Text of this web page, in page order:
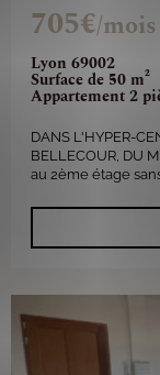
Lyon 69002
Surface de 50 m²
Appartement 2
705€/
DANS L'HYPER-
BELLECOUR, DU
au 2ème étage